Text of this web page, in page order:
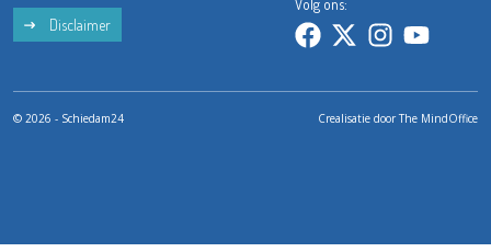
Disclaimer
Volg ons:
© 2026 - Schiedam24 Crealisatie doorThe MindOffice